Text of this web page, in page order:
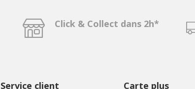
Click & Collect dans 2h*
Service client
Carte plus